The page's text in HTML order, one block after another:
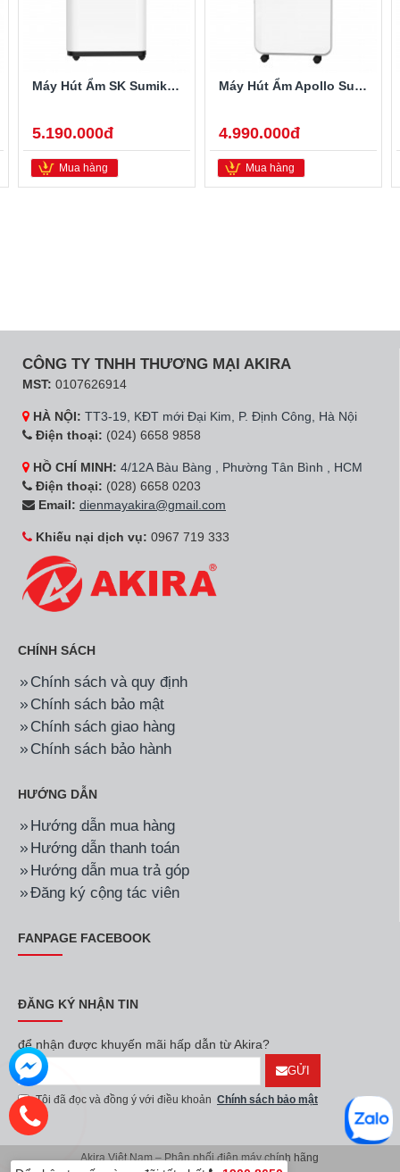
Máy Hút Ẩm SK Sumikura 20 Lít SK-220LA
5.190.000đ
Mua hàng
Máy Hút Ẩm Apollo Sumikura 16 Lít NV-170Apollo
4.990.000đ
Mua hàng
CÔNG TY TNHH THƯƠNG MẠI AKIRA
MST: 0107626914
HÀ NỘI: TT3-19, KĐT mới Đại Kim, P. Định Công, Hà Nội
Điện thoại: (024) 6658 9858
HỒ CHÍ MINH: 4/12A Bàu Bàng , Phường Tân Bình , HCM
Điện thoại: (028) 6658 0203
Email: dienmayakira@gmail.com
Khiếu nại dịch vụ: 0967 719 333
CHÍNH SÁCH
Chính sách và quy định
Chính sách bảo mật
Chính sách giao hàng
Chính sách bảo hành
HƯỚNG DẪN
Hướng dẫn mua hàng
Hướng dẫn thanh toán
Hướng dẫn mua trả góp
Đăng ký cộng tác viên
FANPAGE FACEBOOK
ĐĂNG KÝ NHẬN TIN
để nhận được khuyến mãi hấp dẫn từ Akira?
GỬI
Tôi đã đọc và đồng ý với điều khoản Chính sách bảo mật
Akira Việt Nam – Phân phối điện máy chính hãng